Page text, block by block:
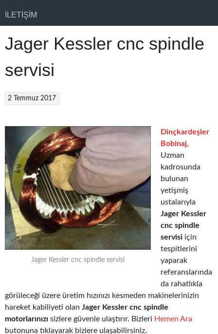
İLETIŞIM
Jager Kessler cnc spindle
servisi
2 Temmuz 2017
Jager Kessler cnc spindle servisi
Dinçkardeşler
Bobinaj,
Uzman
kadrosunda
bulunan
yetişmiş
ustalarıyla
Jager Kessler
cnc spindle
servisi için
tespitlerini
yaparak
referanslarında
da rahatlıkla
görüleceği üzere üretim hızınızı kesmeden makinelerinizin
hareket kabiliyeti olan Jager Kessler cnc spindle
motorlarınızı sizlere güvenle ulaştırır. Bizleri Hemen Ara
butonuna tıklayarak bizlere ulaşabilirsiniz.